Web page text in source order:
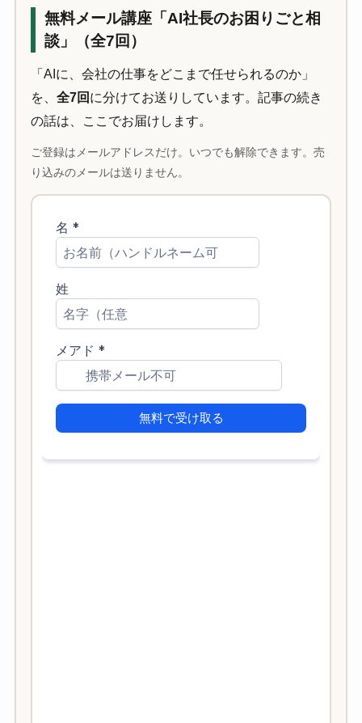
無料メール講座「AI社長のお困りごと相
談」（全7回）
「AIに、会社の仕事をどこまで任せられるのか」
を、 全7回 に分けてお送りしています。記事の続き
の話は、ここでお届けします。
ご登録はメールアドレスだけ。いつでも解除できます。売
り込みのメールは送りません。